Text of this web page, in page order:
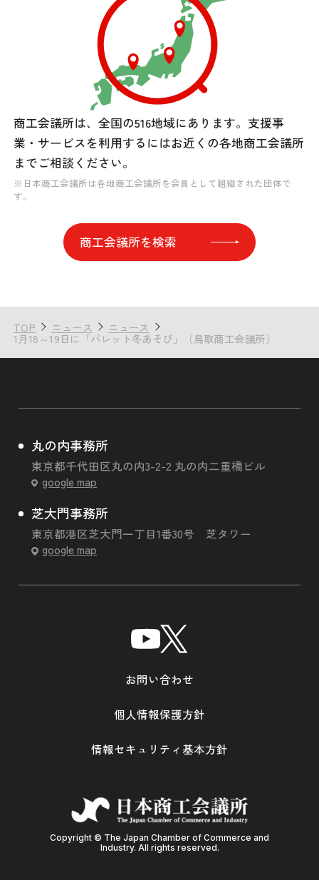
商工会議所は、全国の516地域にあります。 支援事
業・サービスを利用するにはお近くの各地商工会議所
までご相談ください。
※日本商工会議所は各地商工会議所を会員として組織された団体で
す。
商工会議所を検索
TOP ニュース ニュース
1月18～19日に「パレット冬あそび」（鳥取商工会議所）
丸の内事務所
東京都千代田区丸の内3-2-2 丸の内二重橋ビル
google map
芝大門事務所
東京都港区芝大門一丁目1番30号 芝タワー
google map
Copyright © The Japan Chamber of Commerce and
Industry. All rights reserved.
お問い合わせ
個人情報保護方針
情報セキュリティ基本方針